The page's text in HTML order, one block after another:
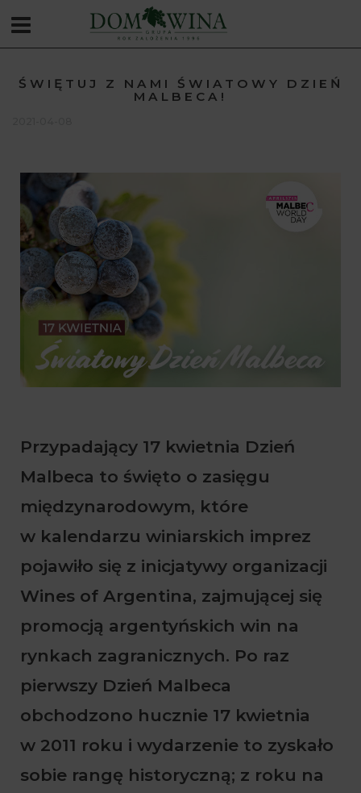
ŚWIĘTUJ Z NAMI ŚWIATOWY DZIEŃ
MALBECA!
Przypadający 17 kwietnia Dzień
Malbeca to święto o zasięgu
międzynarodowym, które
w kalendarzu winiarskich imprez
pojawiło się z inicjatywy organizacji
Wines of Argentina, zajmującej się
promocją argentyńskich win na
rynkach zagranicznych. Po raz
pierwszy Dzień Malbeca
obchodzono hucznie 17 kwietnia
w 2011 roku i wydarzenie to zyskało
sobie rangę historyczną; z roku na